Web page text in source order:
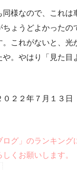
同様なので、これは
ちょうどよかったの
これがないと、光
や。やはり「見た目
０２２年７月１３
グ」のランキング
くお願いします。